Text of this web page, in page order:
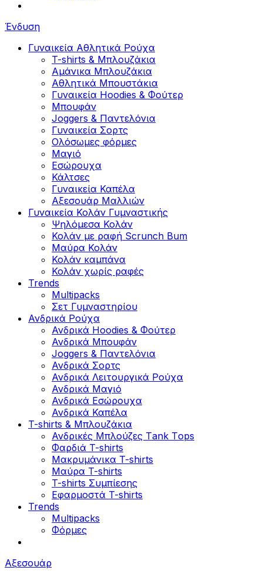
Ένδυση
Γυναικεία Αθλητικά Ρούχα
T-shirts & Μπλουζάκια
Αμάνικα Μπλουζάκια
Aθλητικά Μπουστάκια
Γυναικεία Hoodies & Φούτερ
Μπουφάν
Joggers & Παντελόνια
Γυναικεία Σορτς
Ολόσωμες φόρμες
Μαγιό
Εσώρουχα
Κάλτσες
Γυναικεία Καπέλα
Αξεσουάρ Μαλλιών
Γυναικεία Κολάν Γυμναστικής
Ψηλόμεσα Κολάν
Κολάν με ραφή Scrunch Bum
Μαύρα Κολάν
Κολάν καμπάνα
Κολάν χωρίς ραφές
Trends
Multipacks
Σετ Γυμναστηρίου
Ανδρικά Ρούχα
Ανδρικά Hoodies & Φούτερ
Ανδρικά Μπουφάν
Joggers & Παντελόνια
Ανδρικά Σορτς
Ανδρικά Λειτουργικά Ρούχα
Ανδρικά Μαγιό
Ανδρικά Εσώρουχα
Ανδρικά Καπέλα
T-shirts & Μπλουζάκια
Ανδρικές Mπλούζες Τank Τops
Φαρδιά T-shirts
Μακρυμάνικα T-shirts
Μαύρα T-shirts
T-shirts Συμπίεσης
Εφαρμοστά T-shirts
Trends
Multipacks
Φόρμες
Αξεσουάρ